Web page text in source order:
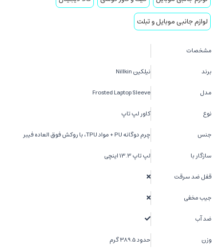
لوازم جانبی موبایل و تبلت
مشخصات
برند نیلکین Nillkin
مدل Frosted Laptop Sleeve
نوع کاور لپ تاپ
جنس چرم دوگانه PU + مواد TPU، با روکش فوق العاده فیبر
سازگار با لپ تاپ 13.3 اینچی
قفل ضد سرقت
جیب مخفی
ضد آب
وزن حدود 389.5 گرم